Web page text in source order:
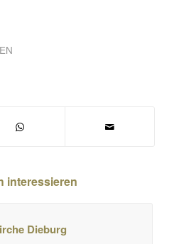
interessieren
Dieburg